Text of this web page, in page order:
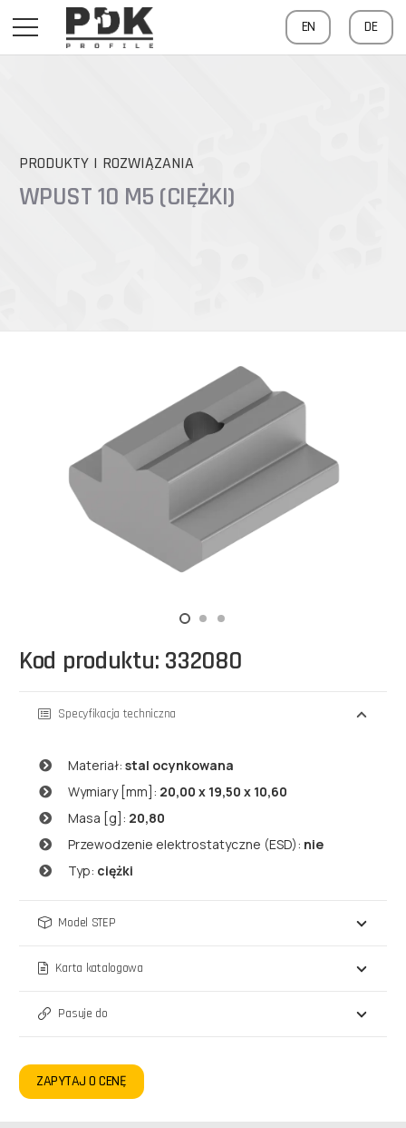
EN DE
PRODUKTY I ROZWIĄZANIA
WPUST 10 M5 (CIĘŻKI)
Kod produktu: 332080
Specyfikacja techniczna
Materiał:stal ocynkowana
Wymiary [mm]: 20,00 x 19,50 x 10,60
Masa [g]: 20,80
Przewodzenie elektrostatyczne (ESD): nie
Typ: ciężki
Model STEP
Karta katalogowa
Pasuje do
ZAPYTAJ O CENĘ